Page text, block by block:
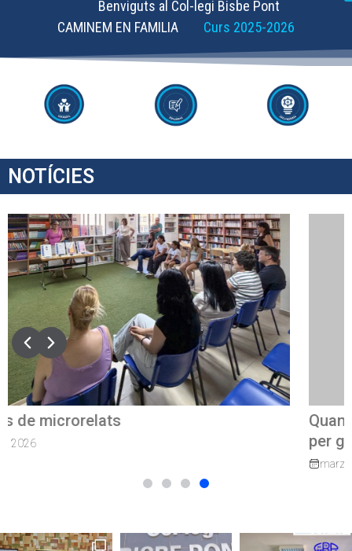
Benviguts al Col-legi Bisbe Pont
CAMINEM EN FAMILIA Curs 2025-2026
NOTÍCIES
Quan el camí continua: exalumnes que tornen
per guiar els nostres joves